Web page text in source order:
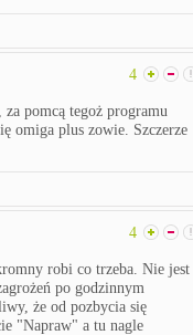
4
pomcą tegoż programu
omiga plus zowie. Szczerze
4
robi co trzeba. Nie jest
po godzinnym
że od pozbycia się
"Napraw" a tu nagle